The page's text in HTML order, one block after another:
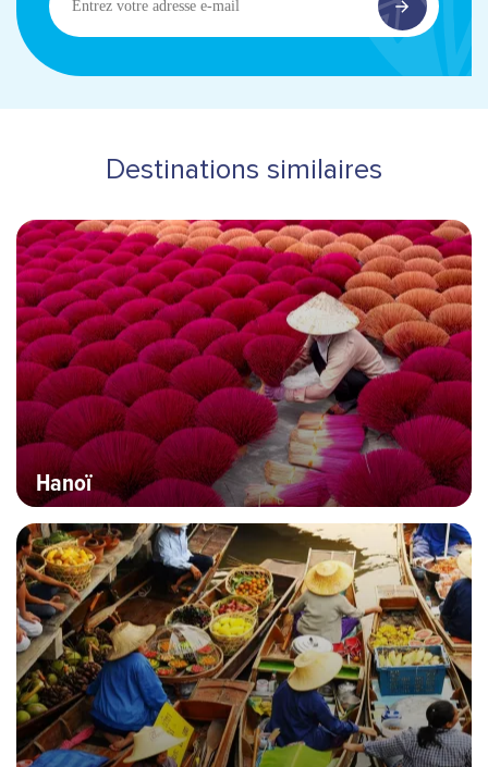
votre
adresse
e-
Destinations similaires
Destinations
Hanoï
Bannière Hero image
Bannière Hero image